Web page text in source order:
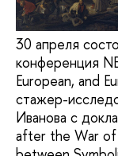
30 апреля
конференция
European, and
стажер-
Иванова с
after the War of